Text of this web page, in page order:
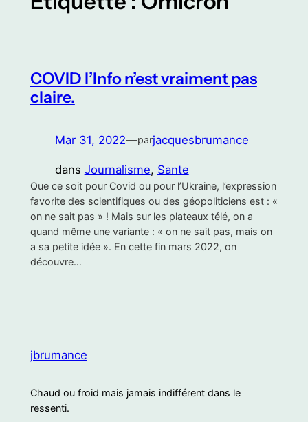
COVID l’Info n’est vraiment pas
claire.
Mar 31, 2022—parjacquesbrumance
dans Journalisme, Sante
Que ce soit pour Covid ou pour l’Ukraine, l’expression
favorite des scientifiques ou des géopoliticiens est : «
on ne sait pas » ! Mais sur les plateaux télé, on a
quand même une variante : « on ne sait pas, mais on
a sa petite idée ». En cette fin mars 2022, on
découvre…
jbrumance
Chaud ou froid mais jamais indifférent dans le
ressenti.